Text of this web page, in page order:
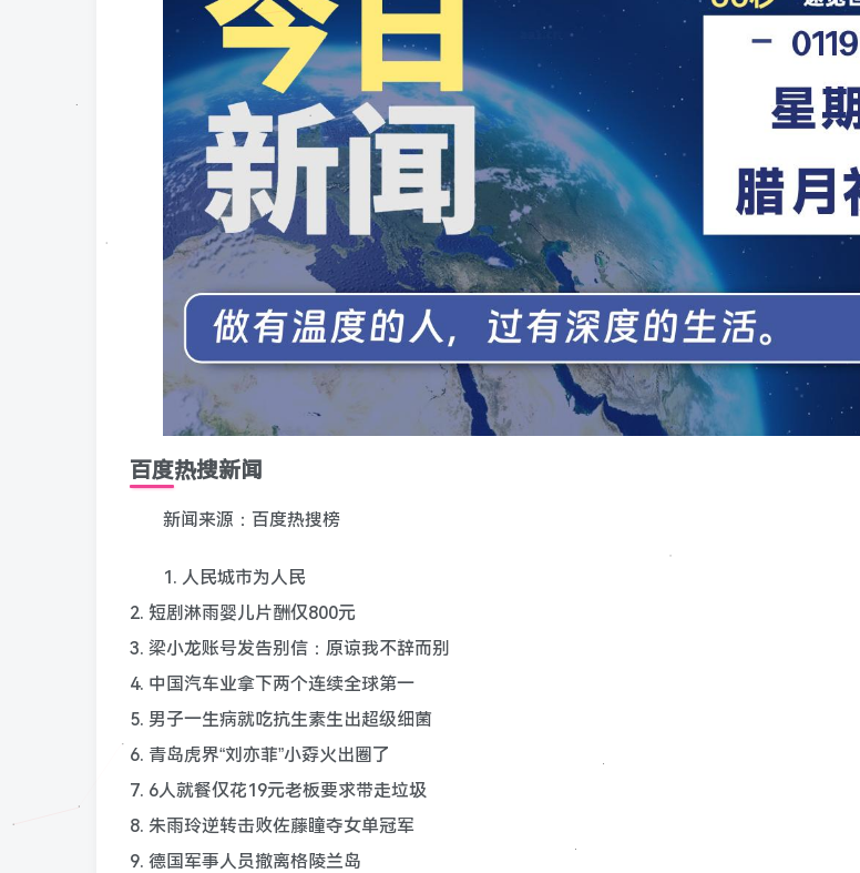
百度热搜新闻
新闻来源：百度热搜榜
1. 人民城市为人民
2. 短剧淋雨婴儿片酬仅800元
3. 梁小龙账号发告别信：原谅我不辞而别
4. 中国汽车业拿下两个连续全球第一
5. 男子一生病就吃抗生素生出超级细菌
6. 青岛虎界“刘亦菲”小孬火出圈了
7. 6人就餐仅花19元老板要求带走垃圾
8. 朱雨玲逆转击败佐藤瞳夺女单冠军
9. 德国军事人员撤离格陵兰岛